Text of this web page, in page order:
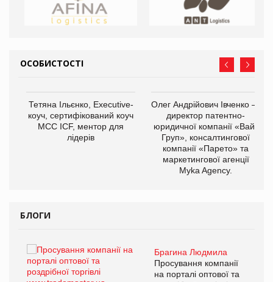
ОСОБИСТОСТІ
Тетяна Ільєнко, Executive-
коуч, сертифікований коуч
МСС ICF, ментор для
лідерів
Олег Андрійович Івченко —
директор патентно-
юридичної компанії «Вайз
Груп», консалтингової
компанії «Парето» та
маркетингової агенції
Myka Agency.
БЛОГИ
Брагина Людмила
Просування компанії
на порталі оптової та